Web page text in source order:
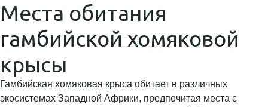
Места обитания
гамбийской хомяковой
крысы
Гамбийская хомяковая крыса обитает в различных
экосистемах Западной Африки, предпочитая места с